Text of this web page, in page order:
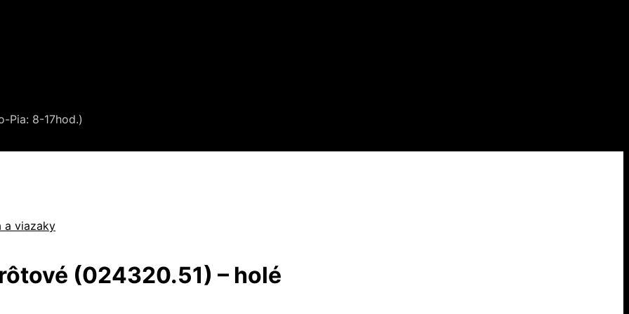
Pia: 8-17hod.)
a viazaky
(024320.51) – holé